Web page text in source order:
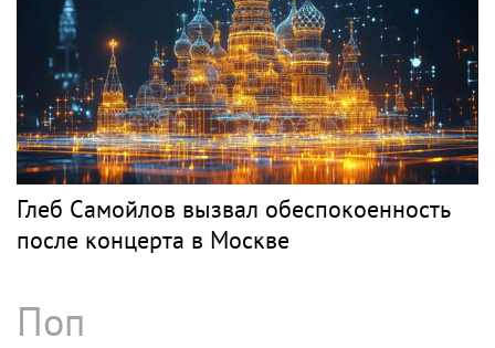
Глеб Самойлов вызвал обеспокоенность
после концерта в Москве
Поп